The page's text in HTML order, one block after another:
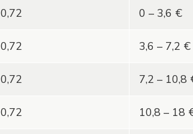
0,72 0 – 3,6 €
0,72 3,6 – 7,2 €
0,72 7,2 – 10,8
0,72 10,8 – 18